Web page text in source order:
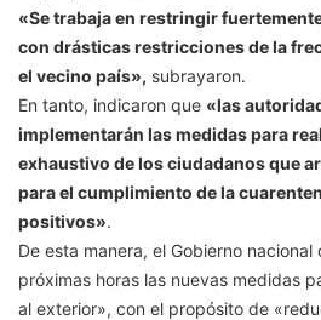
«Se trabaja en restringir
con drásticas restricciones de la
el vecino país», subrayaron.
En tanto, indicaron que «las
implementarán las medidas para
exhaustivo de los ciudadanos que
para el cumplimiento de la
positivos».
De esta manera, el Gobierno nacional
próximas horas las nuevas medidas
al exterior», con el propósito de